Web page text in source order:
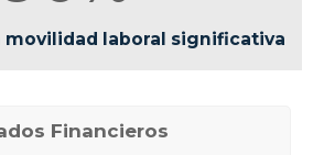
laboral significativa
Financieros